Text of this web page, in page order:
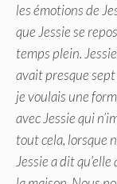
les émotions de
que Jessie se
temps plein.
avait presque sept
je voulais une
avec Jessie qui
tout cela, lorsque
Jessie a dit